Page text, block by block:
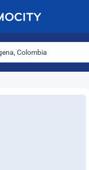
Colombia